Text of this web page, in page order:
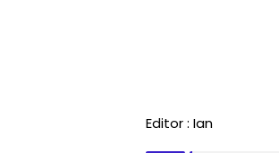
Editor : Ian